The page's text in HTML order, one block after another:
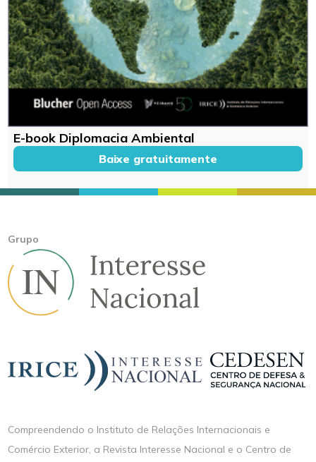
E-book Diplomacia Ambiental
Baixe gratuitamente
Grupo
Compreendendo o Instituto de Relações Internacionais e
Comércio Exterior, a Revista Interesse Nacional e o Centro de